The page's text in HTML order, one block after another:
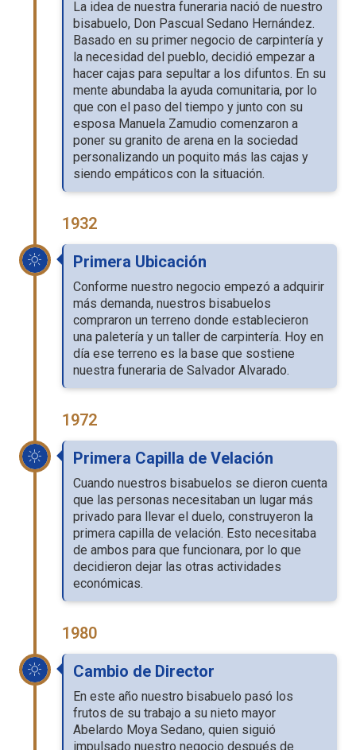
La idea de nuestra funeraria nació de nuestro
bisabuelo, Don Pascual Sedano Hernández.
Basado en su primer negocio de carpintería y
la necesidad del pueblo, decidió empezar a
hacer cajas para sepultar a los difuntos. En su
mente abundaba la ayuda comunitaria, por lo
que con el paso del tiempo y junto con su
esposa Manuela Zamudio comenzaron a
poner su granito de arena en la sociedad
personalizando un poquito más las cajas y
siendo empáticos con la situación.
1932
Primera Ubicación
Conforme nuestro negocio empezó a adquirir
más demanda, nuestros bisabuelos
compraron un terreno donde establecieron
una paletería y un taller de carpintería. Hoy en
día ese terreno es la base que sostiene
nuestra funeraria de Salvador Alvarado.
1972
Primera Capilla de Velación
Cuando nuestros bisabuelos se dieron cuenta
que las personas necesitaban un lugar más
privado para llevar el duelo, construyeron la
primera capilla de velación. Esto necesitaba
de ambos para que funcionara, por lo que
decidieron dejar las otras actividades
económicas.
1980
Cambio de Director
En este año nuestro bisabuelo pasó los
frutos de su trabajo a su nieto mayor
Abelardo Moya Sedano, quien siguió
impulsado nuestro negocio después de